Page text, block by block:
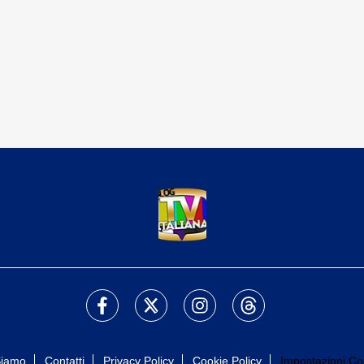
Contatti Privacy Policy Cookie Policy Impostazioni